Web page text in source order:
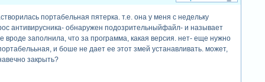
портабельная пятерка. т.е. она у меня с недельку
антивирусника- обнаружен подозрительныйфайл- и называет
вроде заполнила, что за программа, какая версия. нет- еще нужно
и боше не дает ее этот змей устанавливать. может,
закрыть?